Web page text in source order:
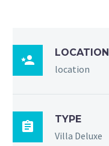

LOCATION
location

TYPE
Villa Deluxe